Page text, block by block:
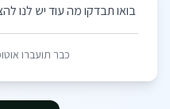
בואו תבדקו מה עוד יש לנו
כבר תועברו